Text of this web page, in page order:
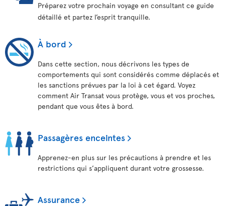
Préparez votre prochain voyage en consultant ce guide
détaillé et partez l’esprit tranquille.
À bord
Dans cette section, nous décrivons les types de
comportements qui sont considérés comme déplacés et
les sanctions prévues par la loi à cet égard. Voyez
comment Air Transat vous protège, vous et vos proches,
pendant que vous êtes à bord.
Passagères enceintes
Apprenez-en plus sur les précautions à prendre et les
restrictions qui s’appliquent durant votre grossesse.
Assurance